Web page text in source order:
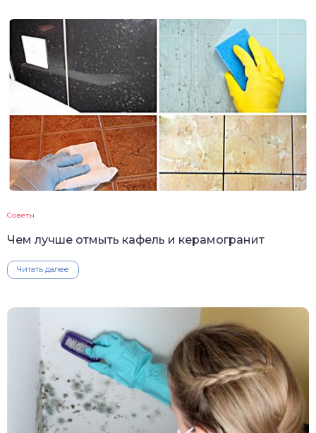
Советы
Чем лучше отмыть кафель и керамогранит
Читать далее